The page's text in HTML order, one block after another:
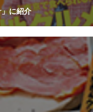
」に紹介